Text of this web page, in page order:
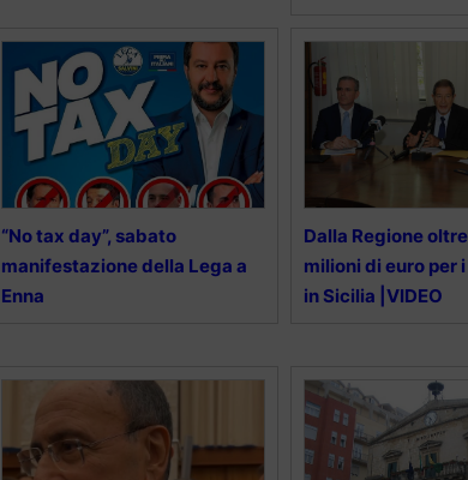
“No tax day”, sabato
manifestazione della Lega a
Enna
Dalla Regione
milioni di euro per
in Sicilia |VIDEO